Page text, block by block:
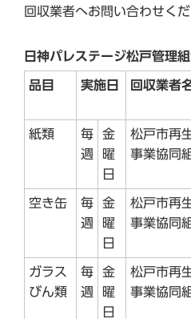
回収業者へお問い合わせくだ
日神パレステージ松戸管理
品目 実施日 回収業者
紙類
毎
週
金
曜
日
松戸市再
事業協同
空き缶
毎
週
金
曜
日
松戸市再
事業協同
ガラス
びん類
毎
週
金
曜
日
松戸市再
事業協同